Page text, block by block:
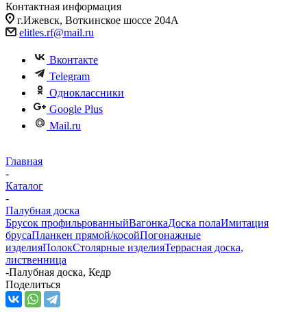
Контактная информация
г.Ижевск, Воткинское шоссе 204А
elitles.rf@mail.ru
Вконтакте
Telegram
Одноклассники
Google Plus
Mail.ru
Главная
-
Каталог
-
Палубная доска
Брусок профильрованныйВагонкаДоска полаИмитация
брусаПланкен прямой/косойПогонажные
изделияПолокСтолярные изделияТеррасная доска,
лиственница
-Палубная доска, Кедр
Поделиться